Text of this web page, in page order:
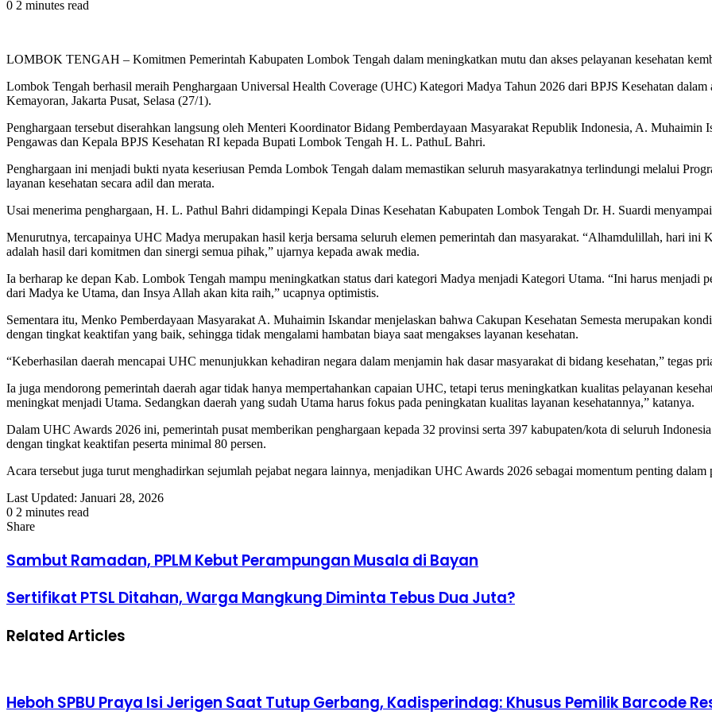
0 2 minutes read
LOMBOK TENGAH – Komitmen Pemerintah Kabupaten Lombok Tengah dalam meningkatkan mutu dan akses pelayanan kesehatan
Lombok Tengah berhasil meraih Penghargaan Universal Health Coverage (UHC) Kategori Madya Tahun 2026 dari BPJS Kesehatan
Kemayoran, Jakarta Pusat, Selasa (27/1).
Penghargaan tersebut diserahkan langsung oleh Menteri Koordinator Bidang Pemberdayaan Masyarakat Republik Indonesia, A.
Pengawas dan Kepala BPJS Kesehatan RI kepada Bupati Lombok Tengah H. L. PathuL Bahri.
Penghargaan ini menjadi bukti nyata keseriusan Pemda Lombok Tengah dalam memastikan seluruh masyarakatnya terlindungi melalui
layanan kesehatan secara adil dan merata.
Usai menerima penghargaan, H. L. Pathul Bahri didampingi Kepala Dinas Kesehatan Kabupaten Lombok Tengah Dr. H. Suardi
Menurutnya, tercapainya UHC Madya merupakan hasil kerja bersama seluruh elemen pemerintah dan masyarakat. “Alhamdulillah, hari
adalah hasil dari komitmen dan sinergi semua pihak,” ujarnya kepada awak media.
Ia berharap ke depan Kab. Lombok Tengah mampu meningkatkan status dari kategori Madya menjadi Kategori Utama. “Ini harus menjadi
dari Madya ke Utama, dan Insya Allah akan kita raih,” ucapnya optimistis.
Sementara itu, Menko Pemberdayaan Masyarakat A. Muhaimin Iskandar menjelaskan bahwa Cakupan Kesehatan Semesta merupakan
dengan tingkat keaktifan yang baik, sehingga tidak mengalami hambatan biaya saat mengakses layanan kesehatan.
“Keberhasilan daerah mencapai UHC menunjukkan kehadiran negara dalam menjamin hak dasar masyarakat di bidang kesehatan,” tegas
Ia juga mendorong pemerintah daerah agar tidak hanya mempertahankan capaian UHC, tetapi terus meningkatkan kualitas pelayanan
meningkat menjadi Utama. Sedangkan daerah yang sudah Utama harus fokus pada peningkatan kualitas layanan kesehatannya,” katanya.
Dalam UHC Awards 2026 ini, pemerintah pusat memberikan penghargaan kepada 32 provinsi serta 397 kabupaten/kota di seluruh
dengan tingkat keaktifan peserta minimal 80 persen.
Acara tersebut juga turut menghadirkan sejumlah pejabat negara lainnya, menjadikan UHC Awards 2026 sebagai momentum penting dalam
Last Updated: Januari 28, 2026
0 2 minutes read
Facebook
Twitter
LinkedIn
Tumblr
Pinterest
Reddit
VKontakte
Odnoklassniki
Pocket
Share
via
Email
Sambut Ramadan, PPLM Kebut Perampungan Musala di Bayan
Sertifikat PTSL Ditahan, Warga Mangkung Diminta Tebus Dua Juta?
Related Articles
Heboh SPBU Praya Isi Jerigen Saat Tutup Gerbang, Kadisperindag: Khusus Pemilik Barcode